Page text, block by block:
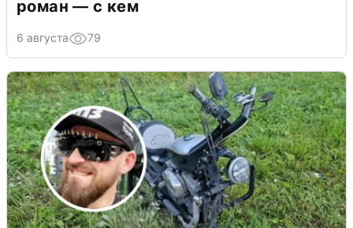
роман — с кем
6 августа 79